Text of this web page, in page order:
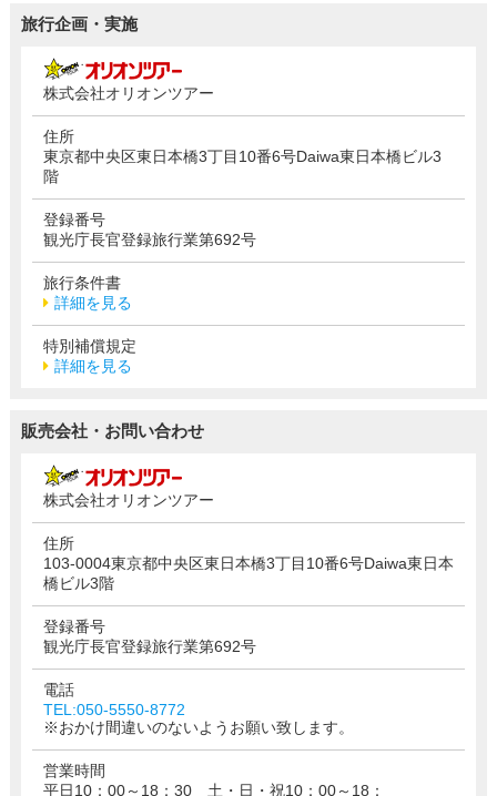
旅行企画・実施
株式会社オリオンツアー
住所
東京都中央区東日本橋3丁目10番6号Daiwa東日本橋ビル3
階
登録番号
観光庁長官登録旅行業第692号
旅行条件書
詳細を見る
特別補償規定
詳細を見る
販売会社・お問い合わせ
株式会社オリオンツアー
住所
103-0004東京都中央区東日本橋3丁目10番6号Daiwa東日本
橋ビル3階
登録番号
観光庁長官登録旅行業第692号
電話
TEL:050-5550-8772
※おかけ間違いのないようお願い致します。
営業時間
平日10：00～18：30 土・日・祝10：00～18：